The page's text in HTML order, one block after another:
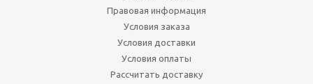
Правовая информация
Условия заказа
Условия доставки
Условия оплаты
Рассчитать доставку